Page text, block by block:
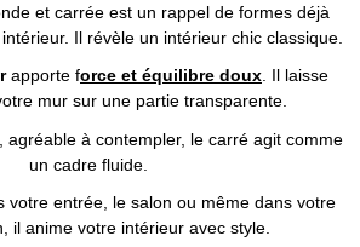
et carrée est un rappel de formes déjà
Il révèle un intérieur chic classique.
apporte force et équilibre doux. Il laisse
mur sur une partie transparente.
agréable à contempler, le carré agit comme
un cadre fluide.
votre entrée, le salon ou même dans votre
il anime votre intérieur avec style.